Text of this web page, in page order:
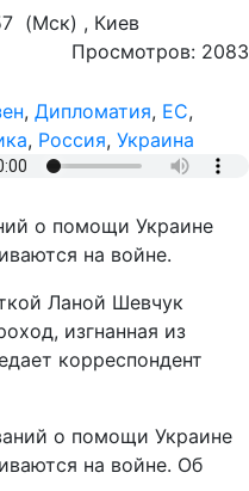
(Мск) , Киев
Просмотров: 2083
, Дипломатия, ЕС,
, Россия, Украина
о помощи Украине
на войне.
Ланой Шевчук
изгнанная из
корреспондент